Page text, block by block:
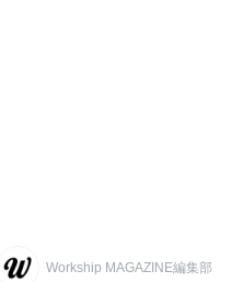
Workship MAGAZINE編集部